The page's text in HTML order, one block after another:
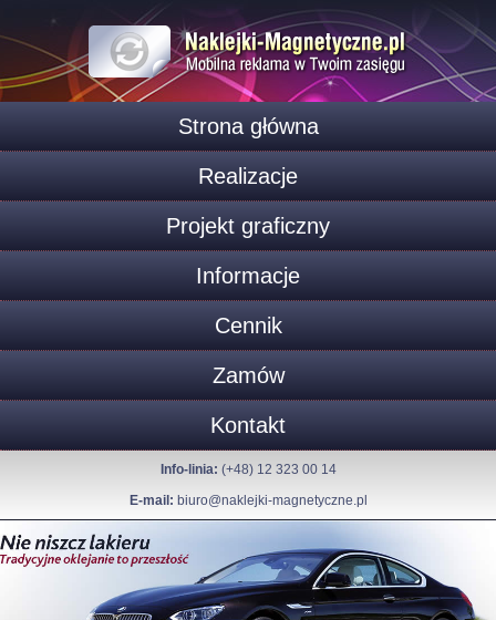
Strona główna
Realizacje
Projekt graficzny
Informacje
Cennik
Zamów
Kontakt
Info-linia: (+48) 12 323 00 14
E-mail: biuro@naklejki-magnetyczne.pl